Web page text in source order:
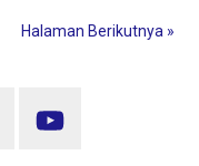
Perlindungan
Timur
Tengah
Halaman Berikutnya »